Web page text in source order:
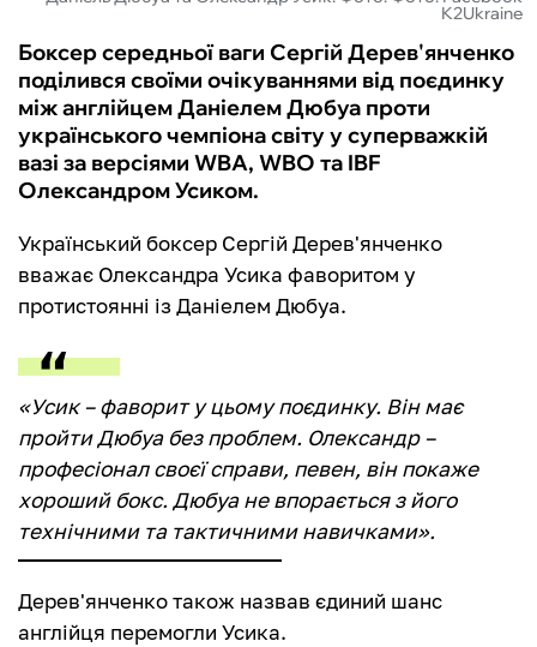
K2Ukraine
Боксер середньої ваги Сергій Дерев'янченко
поділився своїми очікуваннями від поєдинку
між англійцем Даніелем Дюбуа проти
українського чемпіона світу у суперважкій
вазі за версіями WBA, WBO та IBF
Олександром Усиком.
Український боксер Сергій Дерев'янченко
вважає Олександра Усика фаворитом у
протистоянні із Даніелем Дюбуа.
«Усик – фаворит у цьому поєдинку. Він має
пройти Дюбуа без проблем. Олександр –
професіонал своєї справи, певен, він покаже
хороший бокс. Дюбуа не впорається з його
технічними та тактичними навичками».
Дерев'янченко також назвав єдиний шанс
англійця перемогли Усика.